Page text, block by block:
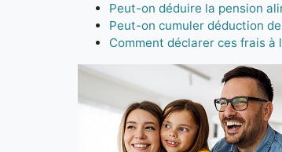
Peut-on déduire la pension
Peut-on cumuler déduction
Comment déclarer ces frais à